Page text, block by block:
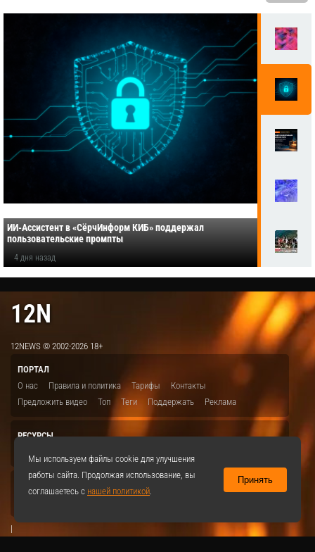
ИИ-Ассистент в «СёрчИнформ КИБ» поддержал
пользовательские промпты
4 дня назад
12N
12NEWS © 2002-2026 18+
ПОРТАЛ
О нас
Правила и политика Тарифы
Контакты
Предложить видео
Топ Теги Поддержать Реклама
РЕСУРСЫ
|
Мы используем файлы cookie для улучшения
работы сайта. Продолжая использование, вы
соглашаетесь с нашей политикой.
Принять